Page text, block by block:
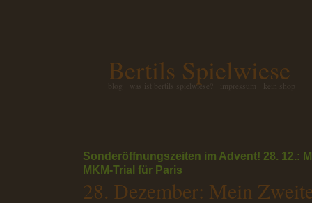
Bertils Spielwiese
blog was ist bertils spielwiese? impressum kein shop
Sonderöffnungszeiten im Advent! 28. 12.:
MKM-Trial für Paris
28. Dezember: Mein